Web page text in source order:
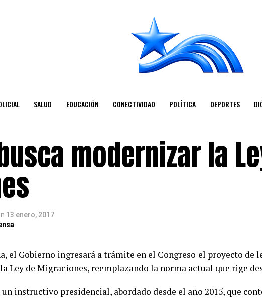
SALUD EDUCACIÓN CONECTIVIDAD POLÍTICA DEPORTES
modernizar la
13 enero, 2017
el Gobierno ingresará a trámite en el Congreso el proyecto de
Ley de Migraciones, reemplazando la norma actual que rige
un instructivo presidencial, abordado desde el año 2015, que